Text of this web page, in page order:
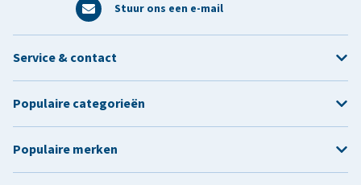
Stuur ons een e-mail
Service & contact
Populaire categorieën
Populaire merken